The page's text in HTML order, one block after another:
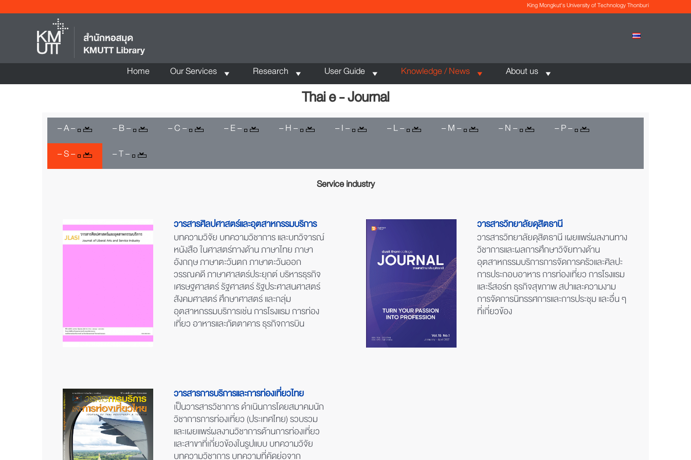
King Mongkut's University of Technology Thonburi
Home Our Services Research User Guide Knowledge / News About us
Thai e - Journal
– A – – B – – C – – E – – H – – I – – L – – M – – N –
– S –
Service industry
วารสารศิลปศาสตร์และอุตสาหกรรมบริการ
บทความวิจัย บทความวิชาการ และบทวิจารณ์
หนังสือ ในศาสตร์ทางด้าน ภาษาไทย ภาษา
อังกฤษ ภาษาตะวันตก ภาษาตะวันออก
วรรณคดี ภาษาศาสตร์ประยุกต์ บริหารธุรกิจ
เศรษฐศาสตร์ รัฐศาสตร์ รัฐประศาสนศาสตร์
สังคมศาสตร์ ศึกษาศาสตร์ และกลุ่ม
อุตสาหกรรมบริการเช่น การโรงแรม การท่อง
เที่ยว อาหารและภัตตาคาร ธุรกิจการบิน
วารสารวิทยาลัยดุสิตธานี
วารสารวิทยาลัยดุสิตธานี เผยแพร่ผลงานทาง
วิชาการและผลการศึกษาวิจัยทางด้าน
อุตสาหกรรมบริการการจัดการครัวและศิลปะ
การประกอบอาหาร การท่องเที่ยว การโรงแรม
และรีสอร์ท ธุรกิจสุขภาพ สปาและความงาม
การจัดการนิทรรศการและการประชุม และอื่น ๆ
ที่เกี่ยวข้อง
วารสารการบริการและการท่องเที่ยวไทย
เป็นวารสารวิชาการ ดำเนินการโดยสมาคมนัก
วิชาการการท่องเที่ยว (ประเทศไทย) รวบรวม
และเผยแพร่ผลงานวิชาการด้านการท่องเที่ยว
และสาขาที่เกี่ยวข้องในรูปแบบ บทความวิจัย
บทความวิชาการ บทความที่คัดย่อจาก